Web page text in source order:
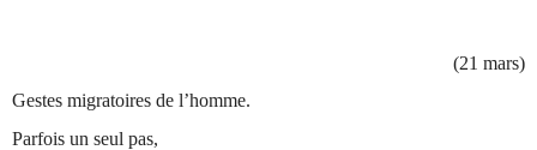
(21 mars)
Gestes migratoires de l’homme.
Parfois un seul pas,